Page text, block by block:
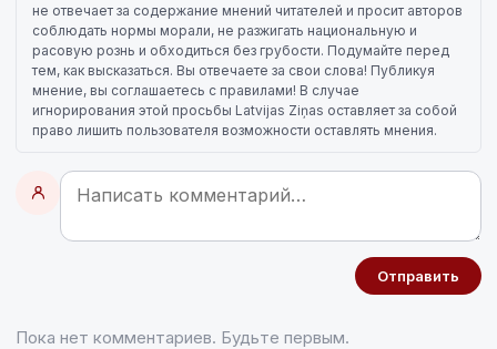
не отвечает за содержание мнений читателей и просит авторов
соблюдать нормы морали, не разжигать национальную и
расовую рознь и обходиться без грубости. Подумайте перед
тем, как высказаться. Вы отвечаете за свои слова! Публикуя
мнение, вы соглашаетесь с правилами! В случае
игнорирования этой просьбы Latvijas Ziņas оставляет за собой
право лишить пользователя возможности оставлять мнения.
Отправить
Пока нет комментариев. Будьте первым.